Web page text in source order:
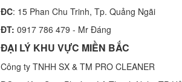
ĐC: 15 Phan Chu Trinh, Tp. Quảng Ngãi
ĐT: 0917 786 479 - Mr Đáng
ĐẠI LÝ KHU VỰC MIỀN BẮC
Công ty TNHH SX & TM PRO CLEANER